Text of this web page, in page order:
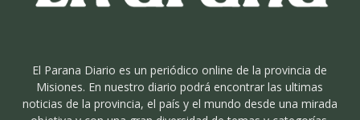
El Parana Diario es un periódico online de la provincia de
Misiones. En nuestro diario podrá encontrar las ultimas
noticias de la provincia, el país y el mundo desde una mirada